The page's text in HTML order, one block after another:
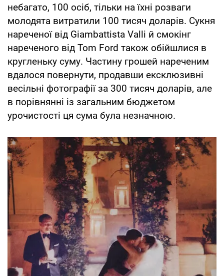
небагато, 100 осіб, тільки на їхні розваги
молодята витратили 100 тисяч доларів. Сукня
нареченої від Giambattista Valli й смокінг
нареченого від Tom Ford також обійшлися в
кругленьку суму. Частину грошей нареченим
вдалося повернути, продавши ексклюзивні
весільні фотографії за 300 тисяч доларів, але
в порівнянні із загальним бюджетом
урочистості ця сума була незначною.